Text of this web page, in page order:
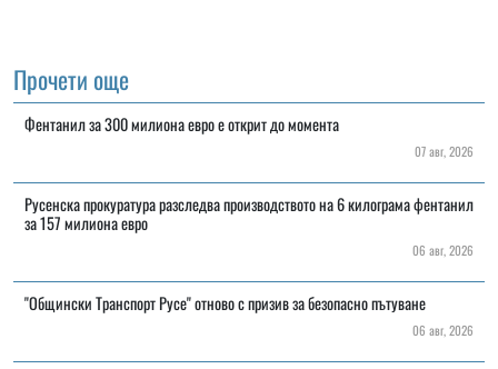
Прочети още
Фентанил за 300 милиона евро е открит до момента
07 авг, 2026
Русенска прокуратура разследва производството на 6 килограма фентанил
за 157 милиона евро
06 авг, 2026
"Общински Транспорт Русе" отново с призив за безопасно пътуване
06 авг, 2026